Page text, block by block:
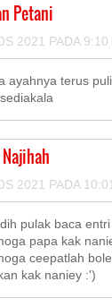
Petani
2021 PADA 9:10
ayahnya terus
2021 PADA
pulak baca entri
papa kak
ceepatlah
kak naniey :')